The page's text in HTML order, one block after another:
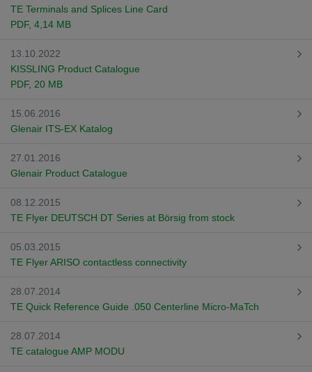
TE Terminals and Splices Line Card
PDF, 4,14 MB
13.10.2022
KISSLING Product Catalogue
PDF, 20 MB
15.06.2016
Glenair ITS-EX Katalog
27.01.2016
Glenair Product Catalogue
08.12.2015
TE Flyer DEUTSCH DT Series at Börsig from stock
05.03.2015
TE Flyer ARISO contactless connectivity
28.07.2014
TE Quick Reference Guide .050 Centerline Micro-MaTch
28.07.2014
TE catalogue AMP MODU